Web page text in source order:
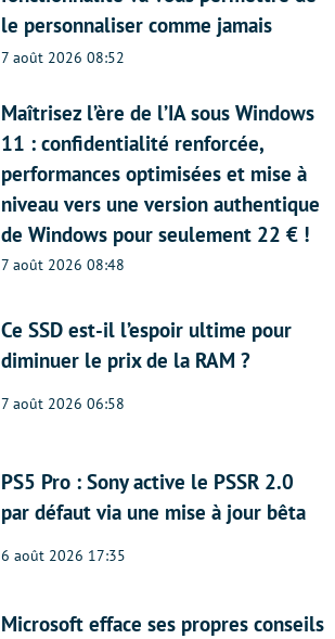
le personnaliser comme jamais
7 août 2026 08:52
Maîtrisez l’ère de l’IA sous Windows
11 : confidentialité renforcée,
performances optimisées et mise à
niveau vers une version authentique
de Windows pour seulement 22 € !
7 août 2026 08:48
Ce SSD est-il l’espoir ultime pour
diminuer le prix de la RAM ?
7 août 2026 06:58
PS5 Pro : Sony active le PSSR 2.0
par défaut via une mise à jour bêta
6 août 2026 17:35
Microsoft efface ses propres conseils